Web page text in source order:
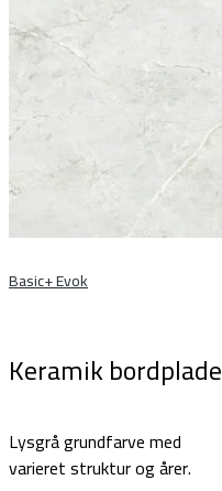
Basic+ Evok
Keramik bordplade
Lysgrå grundfarve med
varieret struktur og årer.